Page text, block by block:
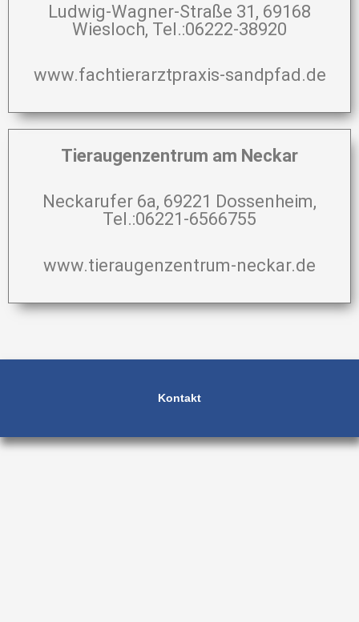
Ludwig-Wagner-Straße 31, 69168
Wiesloch, Tel.:06222-38920
www.fachtierarztpraxis-sandpfad.de
Tieraugenzentrum am Neckar
Neckarufer 6a, 69221 Dossenheim,
Tel.:06221-6566755
www.tieraugenzentrum-neckar.de
Kontakt